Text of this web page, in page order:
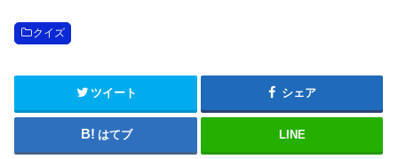
クイズ
ツイート シェア
はてブ LINE